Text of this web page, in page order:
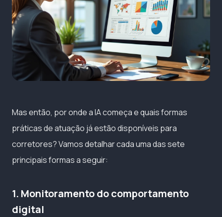
Mas então, por onde a IA começa e quais formas
práticas de atuação já estão disponíveis para
corretores? Vamos detalhar cada uma das sete
principais formas a seguir:
1. Monitoramento do comportamento
digital